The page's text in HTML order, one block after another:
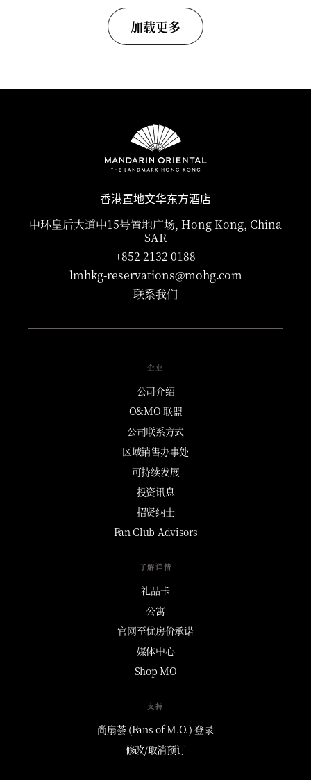
加载更多
香港置地文华东方酒店
中环皇后大道中15号置地广场, Hong Kong, China
SAR
+852 2132 0188
lmhkg-reservations@mohg.com
联系我们
企业
公司介绍
O&MO 联盟
公司联系方式
区域销售办事处
可持续发展
投资讯息
招贤纳士
Fan Club Advisors
了解详情
礼品卡
公寓
官网至优房价承诺
媒体中心
Shop MO
支持
尚扇荟 (Fans of M.O.) 登录
修改/取消预订